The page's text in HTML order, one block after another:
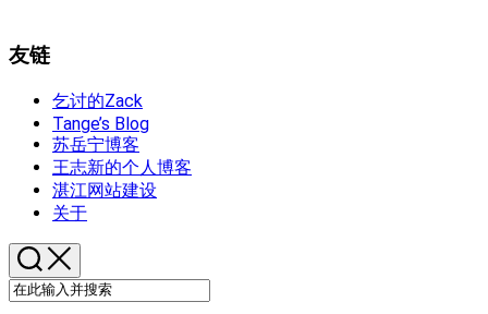
友链
乞讨的Zack
Tange’s Blog
苏岳宁博客
王志新的个人博客
湛江网站建设
关于